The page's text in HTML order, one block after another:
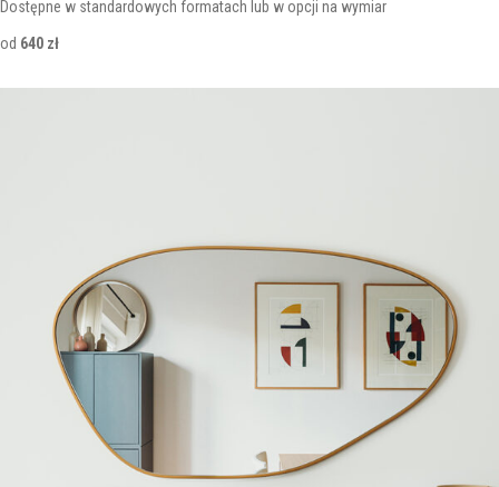
Dostępne w standardowych formatach lub w opcji na wymiar
od 640 zł